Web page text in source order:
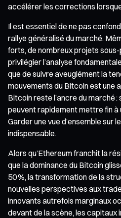
accélérer les corrections
Il est essentiel de ne pas
rallye généralisé du marché.
forts, de nombreux projets
privilégier l’analyse
que de suivre aveuglément la
mouvements du Bitcoin est une
Bitcoin reste l’ancre du marché
peuvent rapidement mettre fin à
Garder une vue d’ensemble sur
indispensable.
Alors qu’Ethereum franchit la
que la dominance du Bitcoin
50 %, la transformation de la
nouvelles perspectives aux
innovants autrefois marginaux
devant de la scène, les